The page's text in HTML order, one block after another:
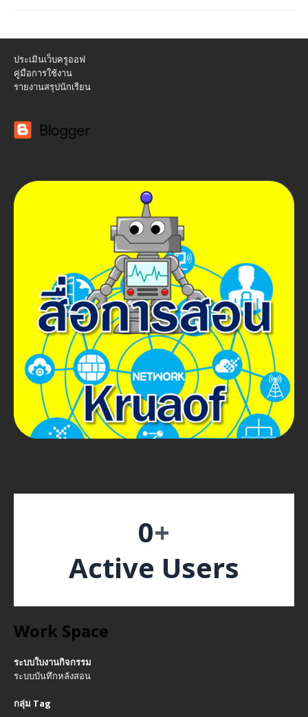
ประเมินเว็บครูออฟ
คู่มือการใช้งาน
รายงานสรุปนักเรียน
0+
Active Users
Work Space
ระบบใบงานกิจกรรม
ระบบบันทึกหลังสอน
กลุ่ม Tag